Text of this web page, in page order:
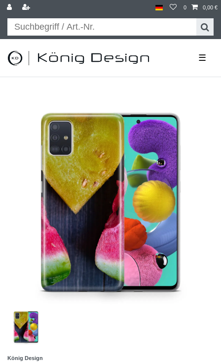
0 0,00 €
☰
König Design